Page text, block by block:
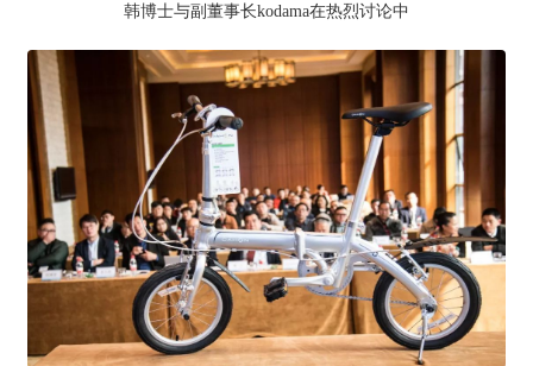
韩博士与副董事长kodama在热烈讨论中